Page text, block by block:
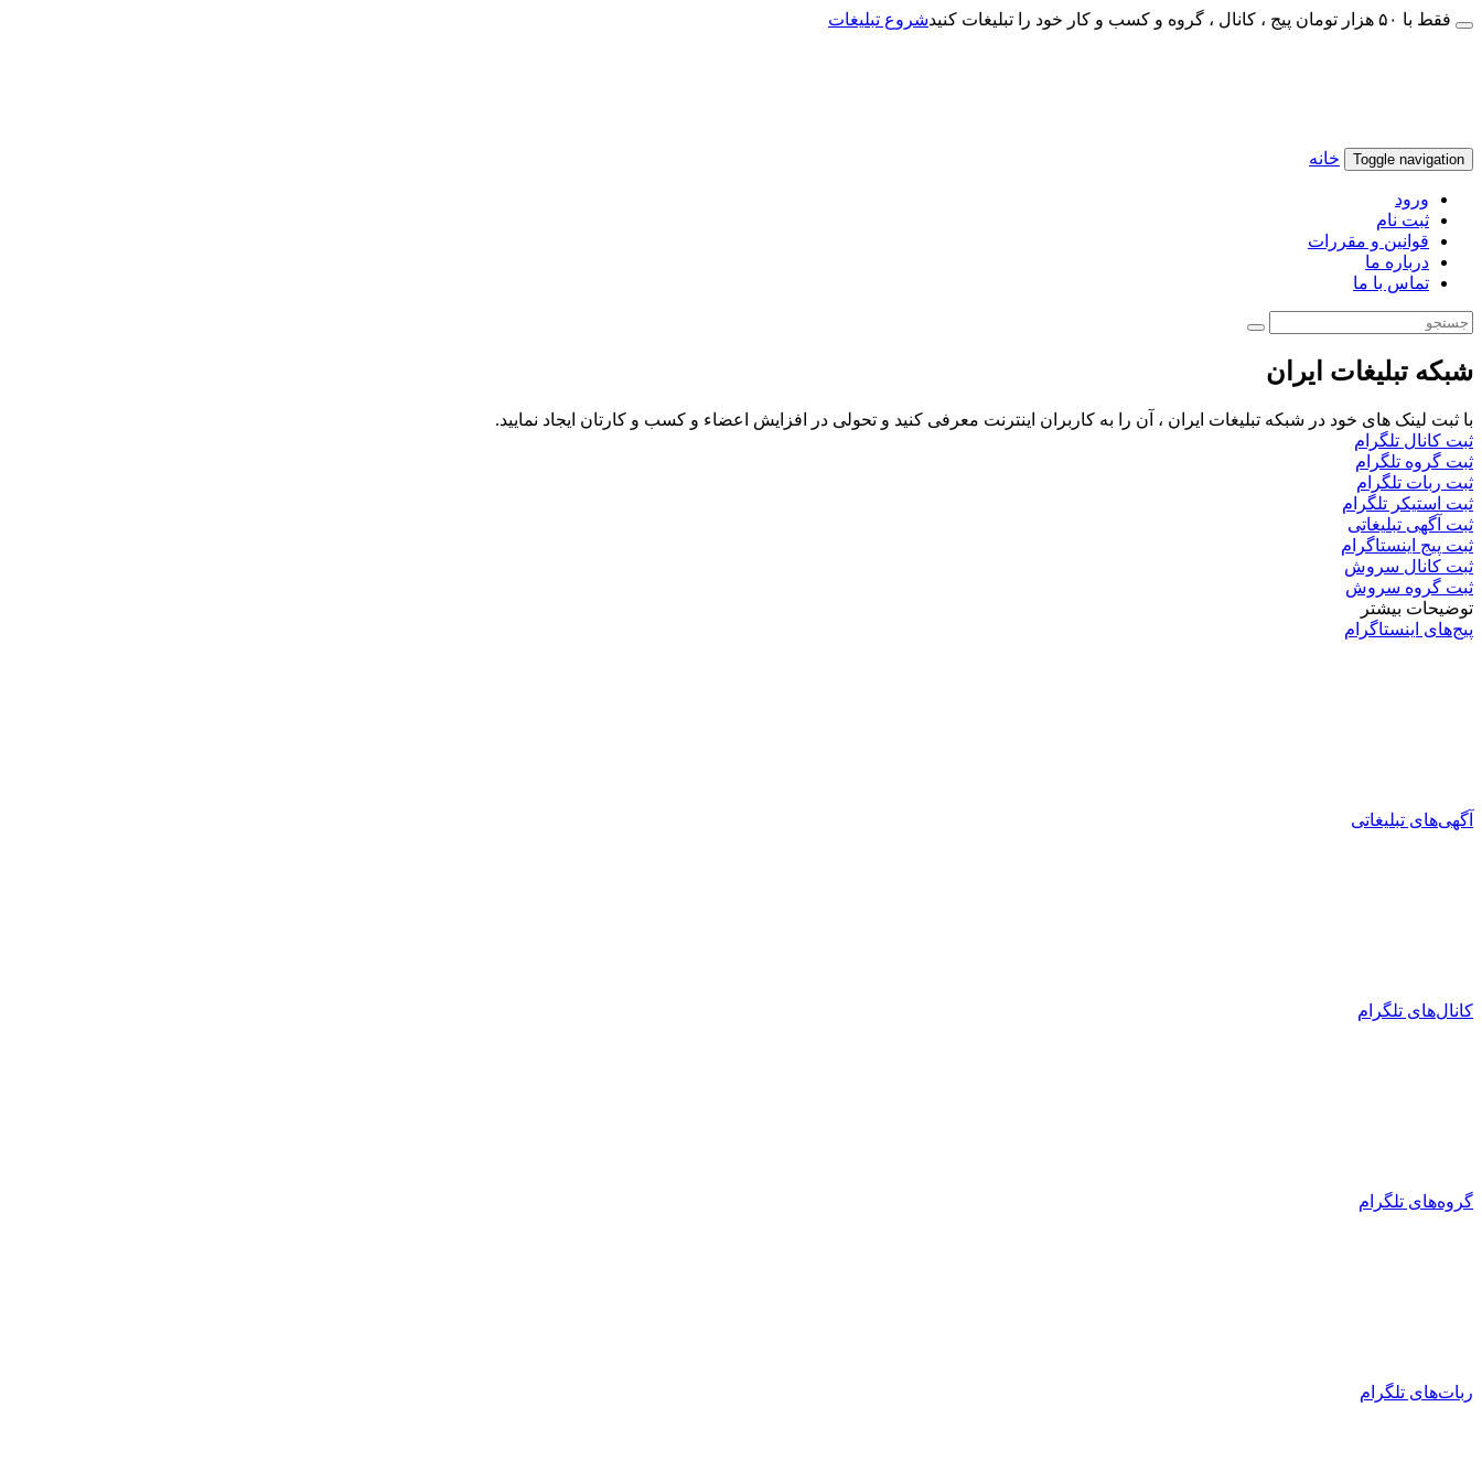
فقط با ۵۰ هزار تومان پیج ، کانال ، گروه و کسب و کار خود را تبلیغات کنید شروع تبلیغات
Toggle navigation خانه
ورود
ثبت نام
قوانین و مقررات
درباره ما
تماس با ما
شبکه تبلیغات ایران
با ثبت لینک های خود در شبکه تبلیغات ایران ، آن را به کاربران اینترنت معرفی کنید و تحولی در افزایش اعضاء و کسب و کارتان ایجاد نمایید.
ثبت کانال تلگرام
ثبت گروه تلگرام
ثبت ربات تلگرام
ثبت استیکر تلگرام
ثبت آگهی تبلیغاتی
ثبت پیج اینستاگرام
ثبت کانال سروش
ثبت گروه سروش
توضیحات بیشتر
پیج‌های اینستاگرام
آگهی‌های تبلیغاتی
کانال‌های تلگرام
گروه‌های تلگرام
ربات‌های تلگرام